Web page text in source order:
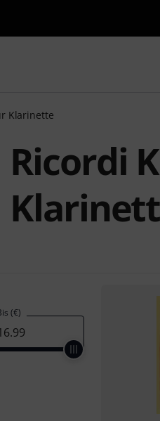
Klarinette
Ricordi
(€)